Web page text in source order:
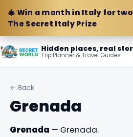
🎄 Win a month in Italy for two
The Secret Italy Prize
Hidden places, real
Trip Planner & Travel Guides
← Back
Grenada
Grenada — Grenada.